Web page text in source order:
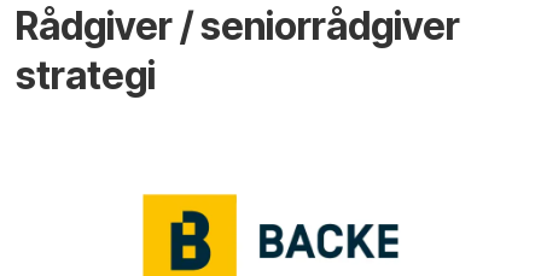
Rådgiver / seniorrådgiver
strategi